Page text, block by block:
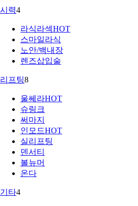
시력4
라식라섹HOT
스마일라식
노안/백내장
렌즈삽입술
리프팅8
울쎄라HOT
슈링크
써마지
인모드HOT
실리프팅
덴서티
볼뉴머
온다
기타4